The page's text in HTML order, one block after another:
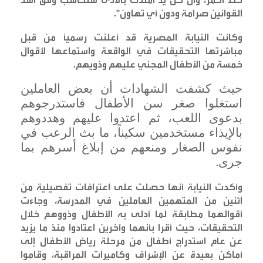
القوانين صرامة ودون أي تهاون".
وكانت النيابة المصرية قد أعلنت رسمياً من قبل
مباشرتها التحقيقات في الواقعة واستماعها لأقوال
خمسة من الأطفال المجني عليهم وذويهم.
حيث كشفت الشهادات أن بعض العاملين
استغلوا صغر سن الأطفال فاستدرجوهم
بدعوى اللعب، ثم اعتدوا عليهم وهددوهم
بالإيذاء مستخدمين سكيناً، ما بث الرعب في
نفوس الصغار ومنعهم من إبلاغ أسرهم بما
جرى.
وأكدت النيابة أنها حصلت على اعترافات تفصيلية من
اثنين من المتهمين العاملين في المدرسة، وجاءت
أقوالهما مطابقة لما أدلى به الأطفال وذووهم خلال
التحقيقات، حيث أقرا بأنهما وآخرين اعتادوا منذ ما يزيد
عن عام استدراج أطفال من مرحلة رياض الأطفال إلى
أماكن بعيدة عن الإشراف وكاميرات المراقبة، وقاموا